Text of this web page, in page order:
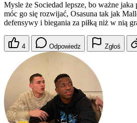
Mysle że Sociedad lepsze, bo ważne jaka
móc go się rozwijać, Osasuna tak jak
defensywy i biegania za piłką niż w nią
4 Odpowiedz Zgłoś